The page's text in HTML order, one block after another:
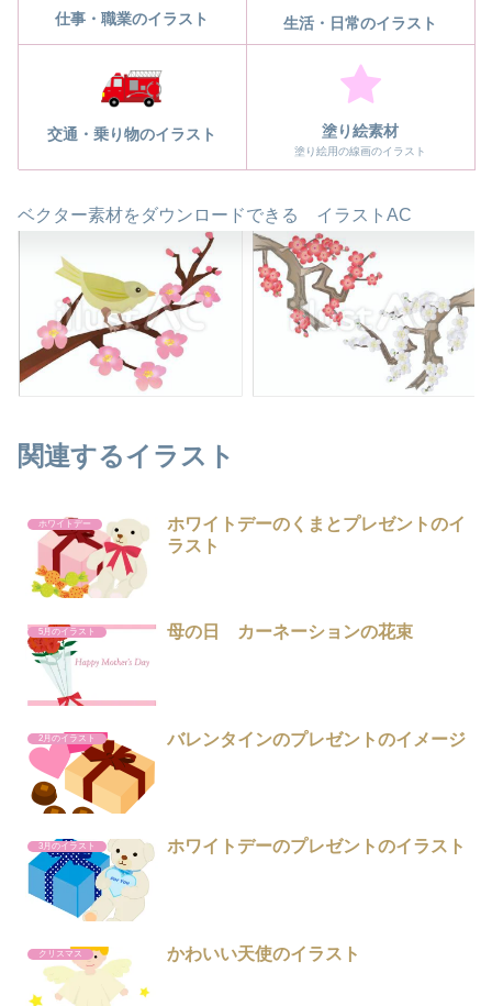
仕事・職業のイラスト 生活・日常のイラスト
交通・乗り物のイラスト 塗り絵素材
塗り絵用の線画のイラスト
ベクター素材をダウンロードできる イラストAC
関連するイラスト
ホワイトデー
ホワイトデーのくまとプレゼントのイ
ラスト
5月のイラスト 母の日 カーネーションの花束
2月のイラスト バレンタインのプレゼントのイメージ
3月のイラスト ホワイトデーのプレゼントのイラスト
クリスマス かわいい天使のイラスト